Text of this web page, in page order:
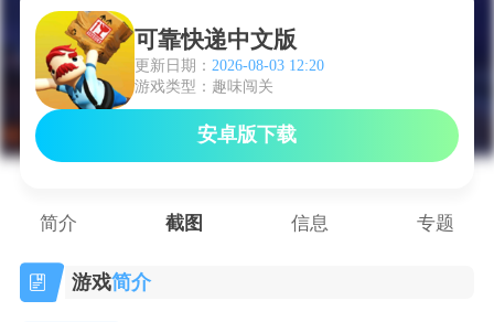
可靠快递中文版
更新日期： 2026-08-03 12:20
游戏类型：趣味闯关
安卓版下载
简介 截图 信息 专题
游戏简介